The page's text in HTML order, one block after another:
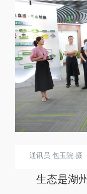
通讯员 包玉院 摄
生态是湖州